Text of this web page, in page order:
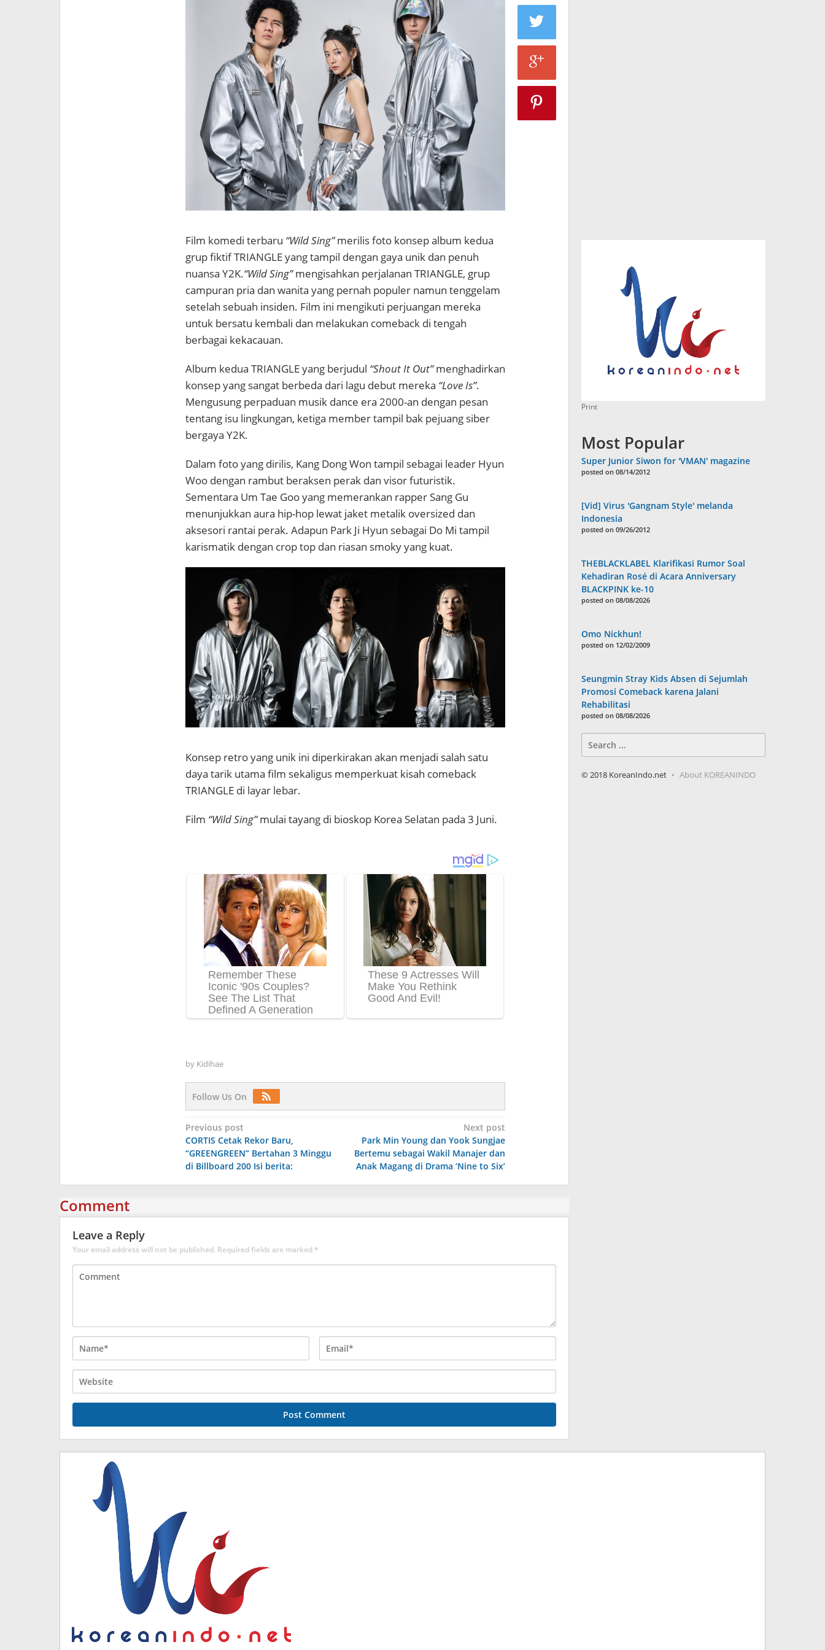
Film komedi terbaru “Wild Sing”merilis foto konsep album kedua
grup fiktif TRIANGLE yang tampil dengan gaya unik dan penuh
nuansa Y2K.“Wild Sing”mengisahkan perjalanan TRIANGLE, grup
campuran pria dan wanita yang pernah populer namun tenggelam
setelah sebuah insiden. Film ini mengikuti perjuangan mereka
untuk bersatu kembali dan melakukan comeback di tengah
berbagai kekacauan.
Album kedua TRIANGLE yang berjudul “Shout It Out”menghadirkan
konsep yang sangat berbeda dari lagu debut mereka “Love Is”.
Mengusung perpaduan musik dance era 2000-an dengan pesan
tentang isu lingkungan, ketiga member tampil bak pejuang siber
bergaya Y2K.
Dalam foto yang dirilis, Kang Dong Won tampil sebagai leader Hyun
Woo dengan rambut beraksen perak dan visor futuristik.
Sementara Um Tae Gooyang memerankan rapper Sang Gu
menunjukkan aura hip-hop lewat jaket metalik oversized dan
aksesori rantai perak. Adapun Park Ji Hyun sebagai Do Mi tampil
karismatik dengan crop top dan riasan smoky yang kuat.
Konsep retro yang unik ini diperkirakan akan menjadi salah satu
daya tarik utama film sekaligus memperkuat kisah comeback
TRIANGLE di layar lebar.
Film “Wild Sing”mulai tayang di bioskop Korea Selatan pada 3 Juni.
by Kidihae
Follow Us On
Post
navigation
Previous post
CORTIS Cetak Rekor Baru,
“GREENGREEN” Bertahan 3 Minggu
di Billboard 200 Isi berita:
Next post
Park Min Young dan Yook Sungjae
Bertemu sebagai Wakil Manajer dan
Anak Magang di Drama ‘Nine to Six’
Comment
Leave a Reply
Your email address will not be published. Required fields are marked*
Print
Most Popular
Super Junior Siwon for 'VMAN' magazine
posted on 08/14/2012
[Vid] Virus 'Gangnam Style' melanda
Indonesia
posted on 09/26/2012
THEBLACKLABEL Klarifikasi Rumor Soal
Kehadiran Rosé di Acara Anniversary
BLACKPINK ke-10
posted on 08/08/2026
Omo Nickhun!
posted on 12/02/2009
Seungmin Stray Kids Absen di Sejumlah
Promosi Comeback karena Jalani
Rehabilitasi
posted on 08/08/2026
for:
© 2018 KoreanIndo.net About KOREANINDO